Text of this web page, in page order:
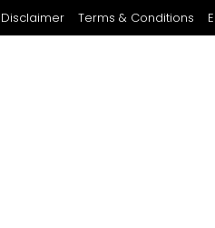
Disclaimer Terms & Conditions